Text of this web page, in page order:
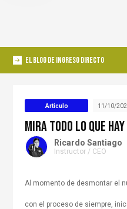
EL BLOG DE INGRESO DIRECTO
Articulo 11/10/
Mira todo lo que
Ricardo Santiago
Instructor / CEO
Al momento de desmontar el
con el proceso de siempre,